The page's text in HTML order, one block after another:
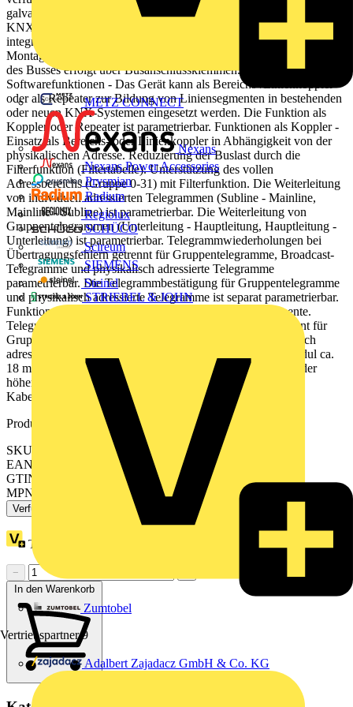
METZ CONNECT
Nexans
Nexans Power Accessories
Prysmian
Radium
Regiolux
SCHÜCO
Scireum
SIEMENS
Steinel
STRIEBEL & JOHN
Zumtobel
Vertriebspartner 9
Adalbert Zajadacz GmbH & Co. KG
galvanische Trennung zwischen den Linien. Der Koppler unterstützt
KNX Longframes und ist kompatibel mit der ETS 5 Software. Mit 2
integrierten Tastern für Testzwecke und 3 Status-LEDs. Zur
Montage auf Hutschienen TH35 nach EN 60715. Der Anschluss
des Busses erfolgt über Busanschlussklemmen. KNX
Softwarefunktionen - Das Gerät kann als Bereichs-/Linienkoppler
oder als Repeater zur Bildung von Liniensegmenten in bestehenden
oder neuen KNX-Systemen eingesetzt werden. Die Funktion als
Koppler oder Repeater ist parametrierbar. Funktionen als Koppler -
Einsatz als Bereichs- oder Linienkoppler in Abhängigkeit von der
physikalischen Adresse. Reduzierung der Buslast durch die
Filterfunktion (Filtertabelle). Unterstützung des vollen
Adressbereichs (Gruppe 0-31) mit Filterfunktion. Die Weiterleitung
von individuell adressierten Telegrammen (Subline - Mainline,
Mainline - Subline) ist parametrierbar. Die Weiterleitung von
Gruppentelegrammen (Unterleitung - Hauptleitung, Hauptleitung -
Unterleitung) ist parametrierbar. Telegrammwiederholungen bei
Übertragungsfehlern getrennt für Gruppentelegramme, Broadcast-
Telegramme und physikalisch adressierte Telegramme
parametrierbar. Die Telegrammbestätigung für Gruppentelegramme
und physikalisch adressierte Telegramme ist separat parametrierbar.
Funktion als Repeater - Erweiterung einer Linie in Segmente.
Telegrammwiederholungen bei Übertragungsfehlern getrennt für
Gruppentelegramme, Broadcast-Telegramme und physikalisch
adressierte Telegramme parametrierbar. Gerätebreite - 1 Modul ca.
18 mm. Hinweis - Diese Anwendung erfordert die ETS 5 oder
höher. Inhalt - Mit 2 Busanschlussklemmen und 2
Kabelabdeckungen.
Produktkennzeichen
SKU: MTN6500-0101
EAN: 3606489917876
GTIN: 3606489917876
MPN: MTN6500-0101
Verfügbar: 3 Händler
Treuepunkte:
−
In den Warenkorb